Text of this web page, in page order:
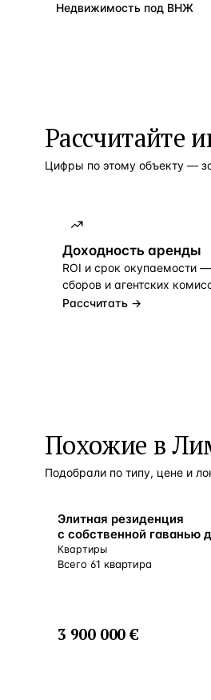
Недвижимость под ВНЖ
Рассчитайте
Цифры по этому объекту —
Доходность аренды
ROI и срок окупаемости
сборов и агентских
Рассчитать →
Похожие в
Подобрали по типу, цене и
ВНЖ
Элитная резиденция
с собственной гаванью
ресторанами и спа-
рядом с центром
Квартиры
Всего 61 квартира
3 900 000 €